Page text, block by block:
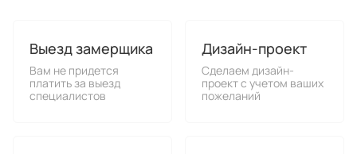
Выезд замерщика
Вам не придется
платить за выезд
специалистов
Дизайн-проект
Сделаем дизайн-
проект с учетом ваших
пожеланий